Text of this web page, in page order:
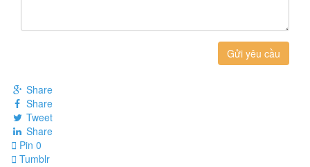
Gửi yêu cầu
Share
Share
Tweet
Share
Pin 0
Tumblr